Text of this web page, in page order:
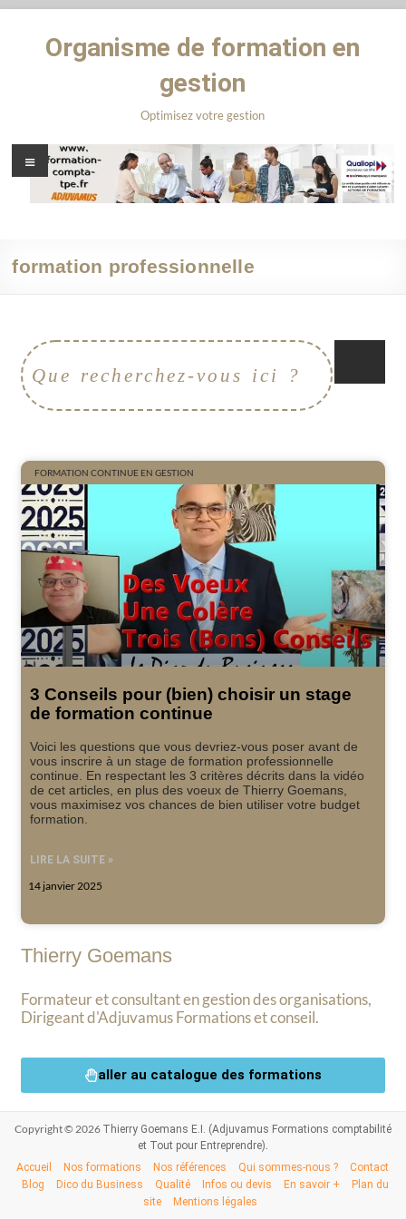
Organisme de formation en
gestion
Optimisez votre gestion
formation professionnelle
FORMATION CONTINUE EN GESTION
3 Conseils pour (bien) choisir un stage
de formation continue
Voici les questions que vous devriez-vous poser avant de
vous inscrire à un stage de formation professionnelle
continue. En respectant les 3 critères décrits dans la vidéo
de cet articles, en plus des voeux de Thierry Goemans,
vous maximisez vos chances de bien utiliser votre budget
formation.
LIRE LA SUITE »
14 janvier 2025
Thierry Goemans
Formateur et consultant en gestion des organisations,
Dirigeant d'Adjuvamus Formations et conseil.
aller au catalogue des formations
Copyright © 2026 Thierry Goemans E.I. (Adjuvamus Formations comptabilité
et Tout pour Entreprendre)
Accueil Nos formations Nos références Qui sommes-nous ?
Contact
Blog
Dico du Business Qualité Infos ou devis En savoir +
Plan du
site
Mentions légales